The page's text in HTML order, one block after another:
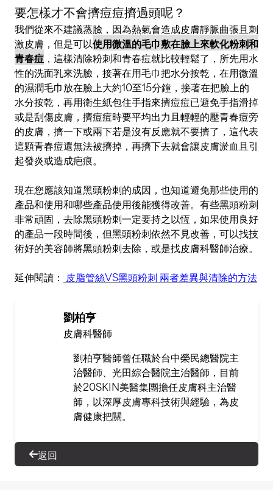
要怎樣才不會擠痘痘擠過頭呢？
我們從來不建議蒸臉，因為熱氣會造成皮膚靜脈曲張且刺
激皮膚，但是可以使用微溫的毛巾敷在臉上來軟化粉刺和
青春痘 ，這樣清除粉刺和青春痘就比較輕鬆了，所先用水
性的洗面乳來洗臉，接著在用毛巾把水分按乾，在用微溫
的濕潤毛巾放在臉上大約10至15分鐘，接著在把臉上的
水分按乾，再用衛生紙包住手指來擠痘痘已避免手指滑掉
或是刮傷皮膚，擠痘痘時要平均出力且輕輕的壓青春痘旁
的皮膚，擠一下或兩下若是沒有反應就不要擠了，這代表
這顆青春痘還無法被擠掉，再擠下去就會讓皮膚淤血且引
起發炎或造成疤痕。
現在您應該知道黑頭粉刺的成因，也知道避免那些使用的
產品和使用和哪些產品使用後能獲得改善。有些黑頭粉刺
非常頑固，去除黑頭粉刺一定要持之以恆，如果使用良好
的產品一段時間後，但黑頭粉刺依然不見改善，可以找技
術好的美容師將黑頭粉刺去除，或是找皮膚科醫師治療。
延伸閱讀： 皮脂管絲VS黑頭粉刺 兩者差異與清除的方法
劉柏亨
皮膚科醫師
劉柏亨醫師曾任職於台中榮民總醫院主
治醫師、光田綜合醫院主治醫師，目前
於20SKIN美醫集團擔任皮膚科主治醫
師，以深厚皮膚專科技術與經驗，為皮
膚健康把關。
返回